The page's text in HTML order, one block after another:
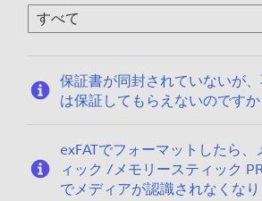
保証書が同封されていないが
は保証してもらえないのですか
exFATでフォーマットしたら、
ィック /メモリースティック
でメディアが認識されなくなり